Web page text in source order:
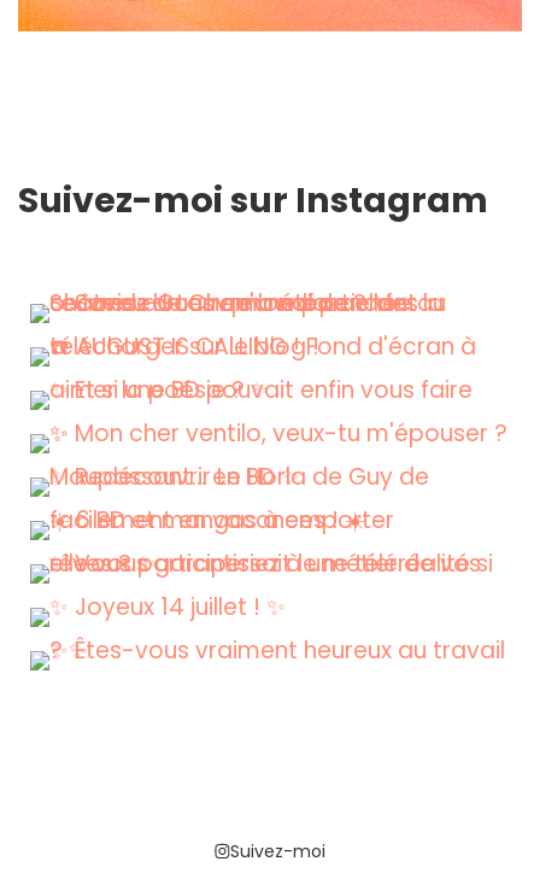
Suivez-moi sur Instagram
Suivez-moi